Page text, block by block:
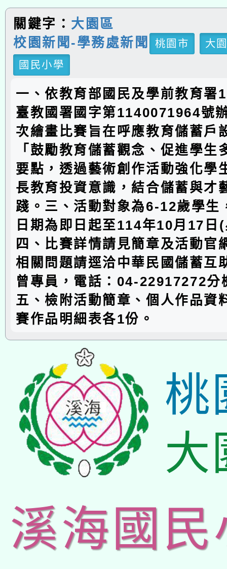
關鍵字： 大園區
校園新聞-學務處新聞
桃園市
大
國民小學
一、依教育部國民及學前教育署
臺教國署國字第1140071964號
次繪畫比賽旨在呼應教育儲蓄戶
「鼓勵教育儲蓄觀念、促進學生
要點，透過藝術創作活動強化學
長教育投資意識，結合儲蓄與才
踐。三、活動對象為6-12歲學生
日期為即日起至114年10月17日
四、比賽詳情請見簡章及活動官
相關問題請逕洽中華民國儲蓄互
曾專員，電話：04-22917272分
五、檢附活動簡章、個人作品資
賽作品明細表各1份。
桃
大
溪海國民